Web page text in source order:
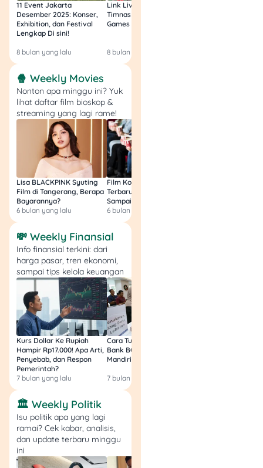
Tapi kalau kamu nggak
hubungicall center
bank di
nomor resmi mereka:
BCA: 1500888
BRI: 1500017
BNI: 1500046
Mandiri: 14000
BTN: 150286 /
1500286
CIMB Niaga: 14041
Bank Mega:
08041500010
BSI: 14040.
3. Datang ke Kantor
Cabang Terdekat
Setelah buat laporan kartu
ATM tertelan, kamu tinggal
datang ke kantor cabang
dengan membawa:
KTP asli
Buku tabungan (jika
ada)
Bukti laporan (jika
tersedia)
Foto lokasi mesin
ATM (opsional tapi
membantu).
Sampaikan ke petugas
11 Event Jakarta
Desember 2025: Konser,
Exhibition, dan Festival
Lengkap Di sini!
8 bulan yang lalu
Link Live Streaming
Timnas vs Filipina SEA
Games Malam Ini, Gratis!
8 bulan yang lalu
🍿 Weekly Movies
Nonton apa minggu ini? Yuk
lihat daftar film bioskop &
streaming yang lagi rame!
Lisa BLACKPINK Syuting
Film di Tangerang, Berapa
Bayarannya?
6 bulan yang lalu
Film Komedi Indonesia
Terbaru 2026, Siap Ngakak
Sampai Sakit Perut!
6 bulan yang lalu
💸 Weekly Finansial
Info finansial terkini: dari
harga pasar, tren ekonomi,
sampai tips kelola keuangan
Kurs Dollar Ke Rupiah
Hampir Rp17.000! Apa Arti,
Penyebab, dan Respon
Pemerintah?
7 bulan yang lalu
Cara Tukar Uang Baru di
Bank BCA (Umum, BNI,
Mandiri, BRI, dan BSI) 2026!
7 bulan yang lalu
🏛️ Weekly Politik
Isu politik apa yang lagi
ramai? Cek kabar, analisis,
dan update terbaru minggu
ini